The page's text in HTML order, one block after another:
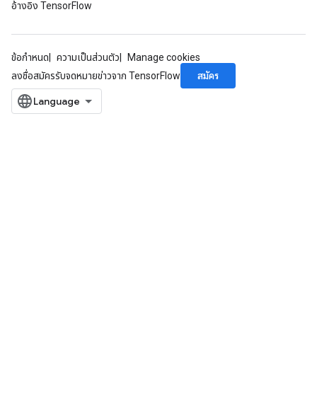
อ้างอิง TensorFlow
ข้อกำหนด ความเป็นส่วนตัว
Manage cookies
ลงชื่อสมัครรับจดหมายข่าวจาก TensorFlow
สมัคร